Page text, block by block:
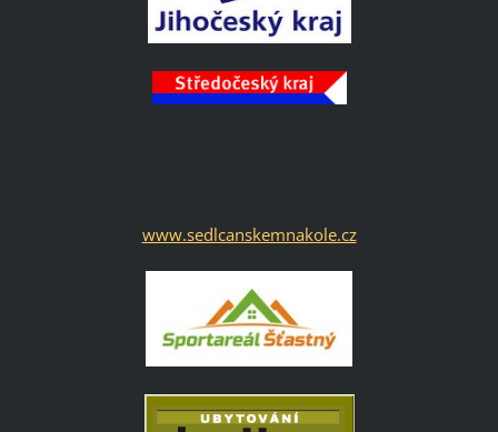
www.sedlcanskemnakole.cz